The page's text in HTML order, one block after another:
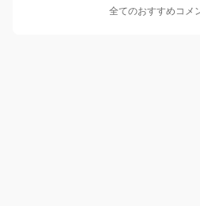
全てのおすすめコメ